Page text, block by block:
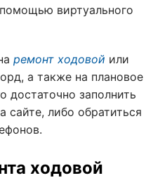
виртуального
ремонт ходовой или
а также на плановое
достаточно заполнить
либо обратиться
ходовой